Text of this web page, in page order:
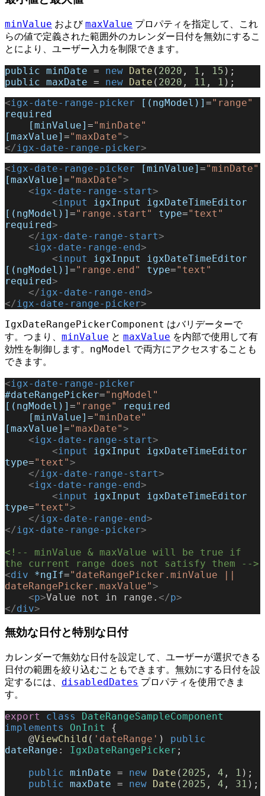
minValue およびmaxValue プロパティを指定して、これ
らの値で定義された範囲外のカレンダー日付を無効にするこ
とにより、ユーザー入力を制限できます。
public minDate = new Date ( 2020 , 1 , 15 );
public maxDate = new Date ( 2020 , 11 , 1 );
<igx-date-range-picker [(ngModel)] ="range"
required
    [minValue]
="minDate"
[maxValue] ="maxDate">
</ igx-date-range-picker>
<igx-date-range-picker [minValue] ="minDate"
[maxValue] ="maxDate">
    <
igx-date-range-start>
        <
input igxInput
igxDateTimeEditor
[(ngModel)] ="range.start" type="text"
required>
    </
igx-date-range-start>
    <
igx-date-range-end>
        <
input igxInput
igxDateTimeEditor
[(ngModel)] ="range.end" type="text"
required>
    </
igx-date-range-end>
</ igx-date-range-picker>
IgxDateRangePickerComponent はバリデーターで
す。つまり、 minValue と maxValue を内部で使用して有
効性を制御します。 ngModel で両方にアクセスすることも
できます。
<igx-date-range-picker
#dateRangePicker="ngModel"
[(ngModel)] ="range"
required
    [minValue]
="minDate"
[maxValue] ="maxDate">
    <
igx-date-range-start>
        <
input igxInput
igxDateTimeEditor
type="text">
    </
igx-date-range-start>
    <
igx-date-range-end>
        <
input igxInput
igxDateTimeEditor
type="text">
    </
igx-date-range-end>
</ igx-date-range-picker>
<!-- minValue & maxValue will be true if
the current range does not satisfy them -->
<div *ngIf="dateRangePicker.minValue ||
dateRangePicker.maxValue">
    <
p>Value not in range. </p>
</div>
無効な日付と特別な日付
カレンダーで無効な日付を設定して、ユーザーが選択できる
日付の範囲を絞り込むこともできます。無効にする日付を設
定するには、 disabledDates プロパティを使用できま
す。
export class
DateRangeSampleComponent
implements
OnInit
{
    @
ViewChild ( 'dateRange' ) public
dateRange : IgxDateRangePicker ;
    public
minDate = new Date ( 2025 , 4 , 1 );
    public
maxDate = new Date ( 2025 , 4 , 31 );